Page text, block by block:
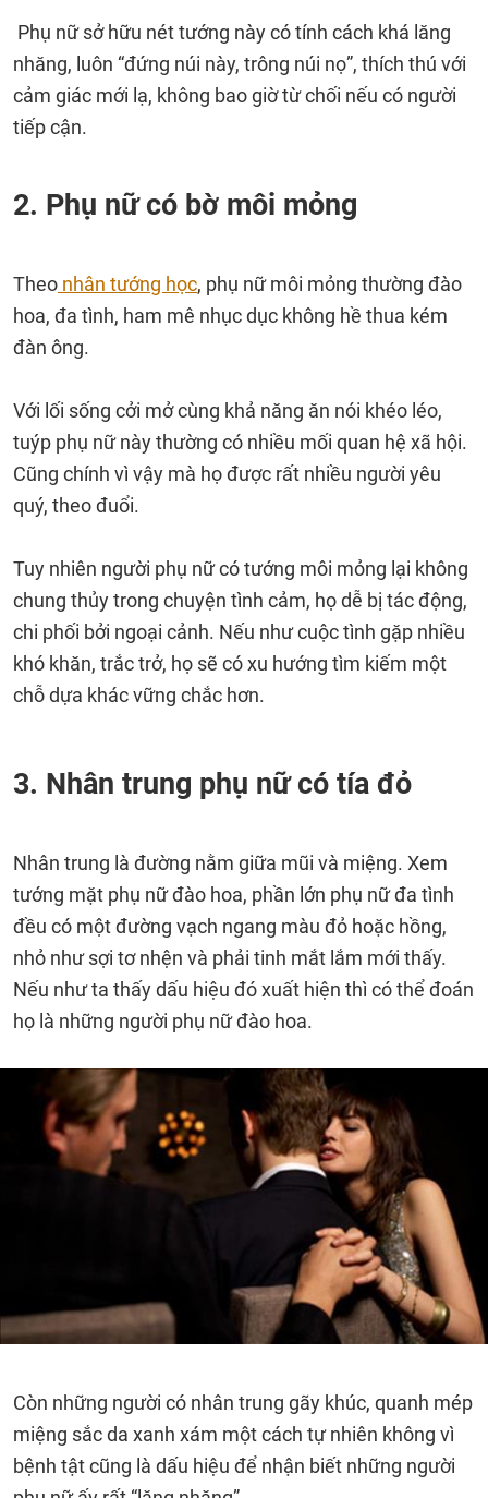
Phụ nữ sở hữu nét tướng này có tính cách khá lăng
nhăng, luôn “đứng núi này, trông núi nọ”, thích thú với
cảm giác mới lạ, không bao giờ từ chối nếu có người
tiếp cận.
2. Phụ nữ có bờ môi mỏng
Theo nhân tướng học, phụ nữ môi mỏng thường đào
hoa, đa tình, ham mê nhục dục không hề thua kém
đàn ông.
Với lối sống cởi mở cùng khả năng ăn nói khéo léo,
tuýp phụ nữ này thường có nhiều mối quan hệ xã hội.
Cũng chính vì vậy mà họ được rất nhiều người yêu
quý, theo đuổi.
Tuy nhiên người phụ nữ có tướng môi mỏng lại không
chung thủy trong chuyện tình cảm, họ dễ bị tác động,
chi phối bởi ngoại cảnh. Nếu như cuộc tình gặp nhiều
khó khăn, trắc trở, họ sẽ có xu hướng tìm kiếm một
chỗ dựa khác vững chắc hơn.
3. Nhân trung phụ nữ có tía đỏ
Nhân trung là đường nằm giữa mũi và miệng. Xem
tướng mặt phụ nữ đào hoa, phần lớn phụ nữ đa tình
đều có một đường vạch ngang màu đỏ hoặc hồng,
nhỏ như sợi tơ nhện và phải tinh mắt lắm mới thấy.
Nếu như ta thấy dấu hiệu đó xuất hiện thì có thể đoán
họ là những người phụ nữ đào hoa.
Còn những người có nhân trung gãy khúc, quanh mép
miệng sắc da xanh xám một cách tự nhiên không vì
bệnh tật cũng là dấu hiệu để nhận biết những người